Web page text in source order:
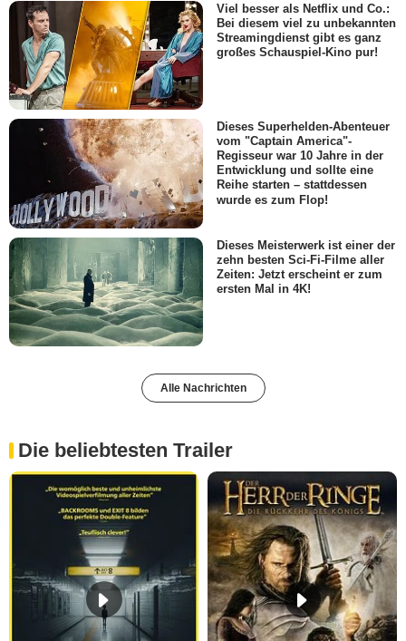
Viel besser als Netflix und Co.:
Bei diesem viel zu unbekannten
Streamingdienst gibt es ganz
großes Schauspiel-Kino pur!
Dieses Superhelden-Abenteuer
vom "Captain America"-
Regisseur war 10 Jahre in der
Entwicklung und sollte eine
Reihe starten – stattdessen
wurde es zum Flop!
Dieses Meisterwerk ist einer der
zehn besten Sci-Fi-Filme aller
Zeiten: Jetzt erscheint er zum
ersten Mal in 4K!
Alle Nachrichten
Die beliebtesten Trailer